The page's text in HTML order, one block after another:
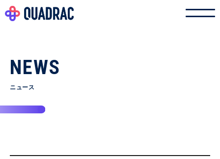
NEWS
ニュース